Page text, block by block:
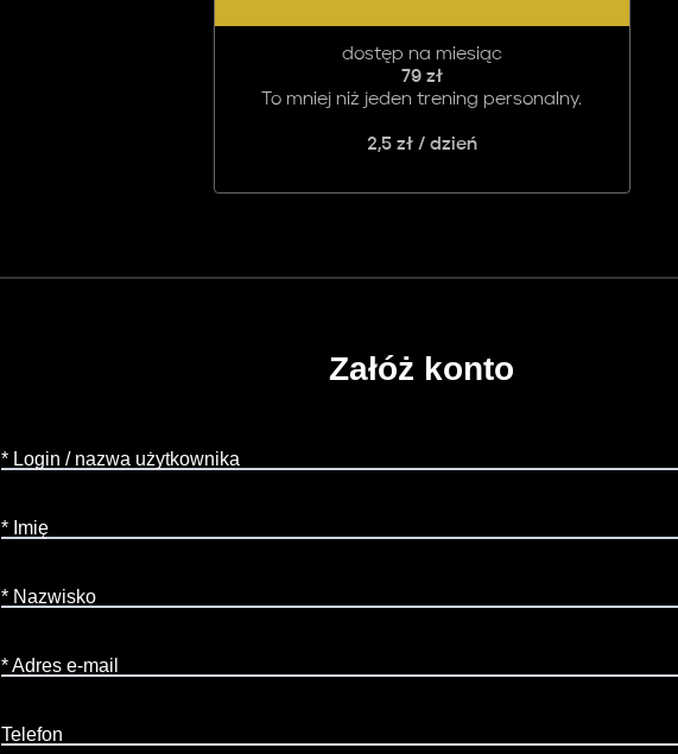
dostęp na miesiąc
79 zł
To mniej niż jeden trening personalny.
2,5 zł / dzień
Załóż konto
* Login / nazwa użytkownika
* Imię
* Nazwisko
* Adres e-mail
Telefon